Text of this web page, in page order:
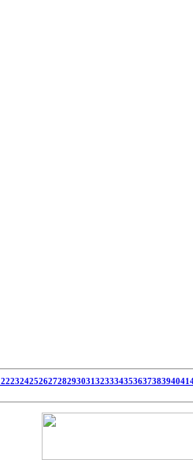
2223242526272829303132333435363738394041